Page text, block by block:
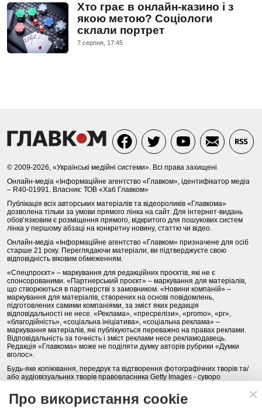
Хто грає в онлайн-казино і з
якою метою? Соціологи
склали портрет
7 серпня, 17:45
© 2009-2026, «Українські медійні системи». Всі права захищені
Онлайн-медіа «Інформаційне агентство «Главком», ідентифікатор медіа
– R40-01991. Власник: ТОВ «Хаб Главком»
Публікація всіх авторських матеріалів та відеороликів «Главкома»
дозволена тільки за умови прямого лінка на сайт. Для інтернет-видань
обов’язковим є розміщення прямого, відкритого для пошукових систем
лінка у першому абзаці на конкретну новину, статтю чи відео.
Онлайн-медіа «Інформаційне агентство «Главком» призначене для осіб
старше 21 року. Переглядаючи матеріали, ви підтверджуєте свою
відповідність віковим обмеженням.
«Спецпроєкт» – маркування для редакційних проєктів, які не є
спонсорованими. «Партнерський проєкт» – маркування для матеріалів,
що створюються в партнерстві з замовником. «Новини компаній» –
маркування для матеріалів, створених на основі повідомлень,
підготовлених самими компаніями, за зміст яких редакція
відповідальності не несе. «Реклама», «пресрелізи», «promo», «pr»,
«благодійність», «соціальна ініціатива», «соціальна реклама» –
маркування матеріалів, які публікуються переважно на правах реклами.
Відповідальність за точність і зміст реклами несе рекламодавець.
Редакція «Главкома» може не поділяти думку авторів рубрики «Думки
вголос».
Будь-яке копіювання, передрук та відтворення фотографічних творів та/
або аудіовізуальних творів правовласника Getty Images - суворо
Політика конфіденційності (Privacy Policy). Правила сайту
Про використання cookie